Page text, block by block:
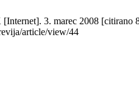
3. marec 2008 [citirano
article/view/44